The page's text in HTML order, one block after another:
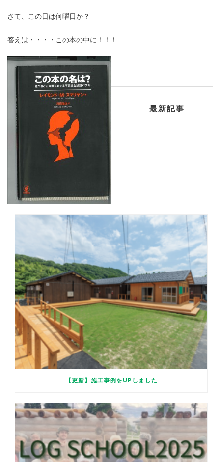
さて、この日は何曜日か？
答えは・・・・この本の中に！！！
最新記事
【更新】施工事例をUPしました